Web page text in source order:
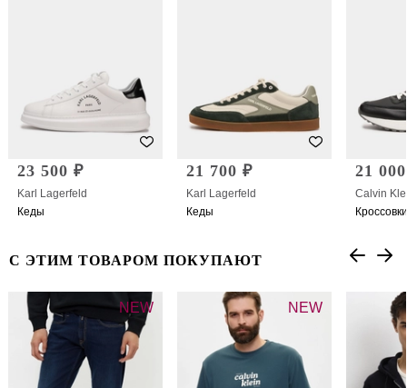
23 500 ₽
Karl Lagerfeld
Кеды
21 700 ₽
Karl Lagerfeld
Кеды
21
Calvin
Кроссовки
С ЭТИМ ТОВАРОМ ПОКУПАЮТ
NEW NEW